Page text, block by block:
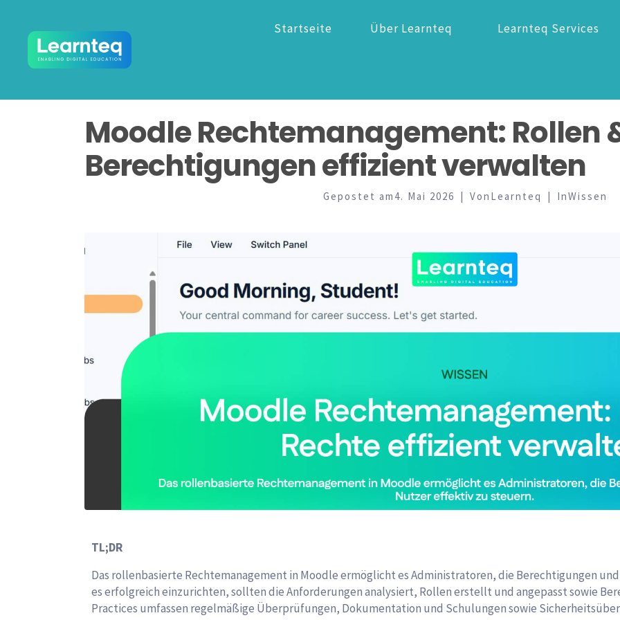
Startseite Über Learnteq Learnteq Services
Moodle Rechtemanagement: Rollen
Berechtigungen effizient verwalten
Gepostet am 4. Mai 2026 Von Learnteq InWissen
TL;DR
Das rollenbasierte Rechtemanagement in Moodle ermöglicht es Administratoren, die Berechtigungen
es erfolgreich einzurichten, sollten die Anforderungen analysiert, Rollen erstellt und angepasst sowie
Practices umfassen regelmäßige Überprüfungen, Dokumentation und Schulungen sowie